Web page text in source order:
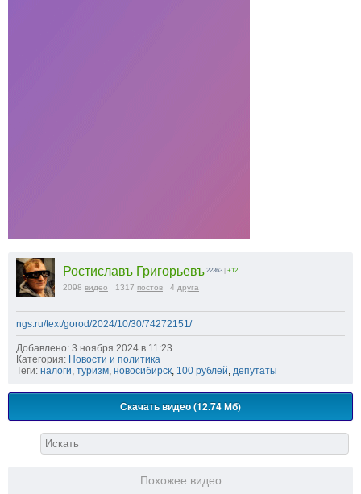
Ростиславъ Григорьевъ 22363 | +12
2098 видео 1317 постов 4 друга
ngs.ru/text/gorod/2024/10/30/74272151/
Добавлено: 3 ноября 2024 в 11:23
Категория: Новости и политика
Теги: налоги туризм новосибирск 100 рублей депутаты
Скачать видео (12.74 Мб)
Похожее видео